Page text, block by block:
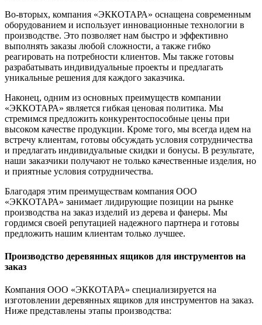
Во-вторых, компания «ЭККОТАРА» оснащена современным
оборудованием и использует инновационные технологии в
производстве. Это позволяет нам быстро и эффективно
выполнять заказы любой сложности, а также гибко
реагировать на потребности клиентов. Мы также готовы
разрабатывать индивидуальные проекты и предлагать
уникальные решения для каждого заказчика.
Наконец, одним из основных преимуществ компании
«ЭККОТАРА» является гибкая ценовая политика. Мы
стремимся предложить конкурентоспособные цены при
высоком качестве продукции. Кроме того, мы всегда идем на
встречу клиентам, готовы обсуждать условия сотрудничества
и предлагать индивидуальные скидки и бонусы. В результате,
наши заказчики получают не только качественные изделия, но
и приятные условия сотрудничества.
Благодаря этим преимуществам компания ООО
«ЭККОТАРА» занимает лидирующие позиции на рынке
производства на заказ изделий из дерева и фанеры. Мы
гордимся своей репутацией надежного партнера и готовы
предложить нашим клиентам только лучшее.
Производство деревянных ящиков для инструментов на
заказ
Компания ООО «ЭККОТАРА» специализируется на
изготовлении деревянных ящиков для инструментов на заказ.
Ниже представлены этапы производства: